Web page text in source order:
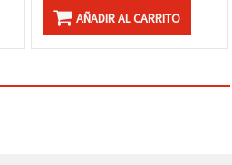
AÑADIR AL CARRITO